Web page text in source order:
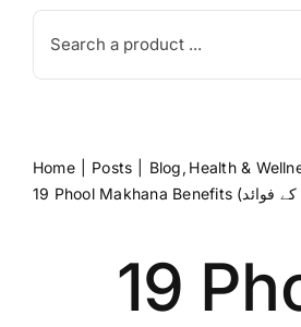
Search
for:
Home Posts Blog Health &
19